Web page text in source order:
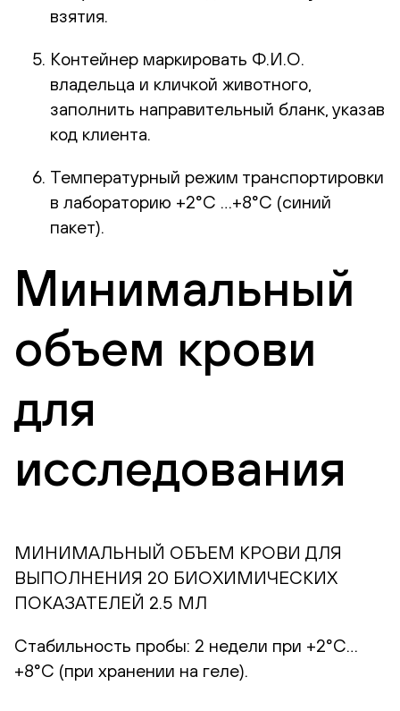
взятия.
Контейнер маркировать Ф.И.О.
владельца и кличкой животного,
заполнить направительный бланк, указав
код клиента.
Температурный режим транспортировки
в лабораторию +2°С …+8°С (синий
пакет).
Минимальный
объем крови
для
исследования
МИНИМАЛЬНЫЙ ОБЪЕМ КРОВИ ДЛЯ
ВЫПОЛНЕНИЯ 20 БИОХИМИЧЕСКИХ
ПОКАЗАТЕЛЕЙ 2.5 МЛ
Стабильность пробы: 2 недели при +2°С…
+8°С (при хранении на геле).